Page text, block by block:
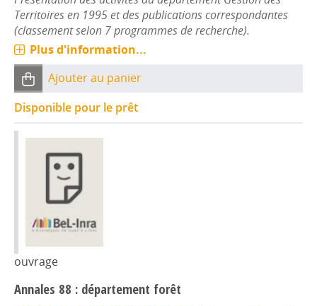
Territoires en 1995 et des publications correspondantes
(classement selon 7 programmes de recherche).
Plus d'information...
Ajouter au panier
Disponible pour le prêt
ouvrage
Annales 88 : département forêt